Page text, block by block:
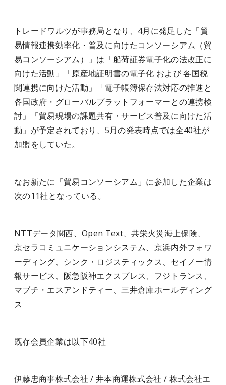
トレードワルツが事務局となり、4月に発足した「貿
易情報連携効率化・普及に向けたコンソーシアム（貿
易コンソーシアム）」は「船荷証券電子化の法改正に
向けた活動」「原産地証明書の電子化 および 各国税
関連携に向けた活動」「電子帳簿保存法対応の推進と
各国政府・グローバルプラットフォーマーとの連携検
討」「貿易現場の課題共有・サービス普及に向けた活
動」が予定されており、5月の発表時点では全40社が
加盟をしていた。
なお新たに「貿易コンソーシアム」に参加した企業は
次の11社となっている。
NTTデータ関西、Open Text、共栄火災海上保険、
京セラコミュニケーションシステム、京浜内外フォワ
ーディング、シンク・ロジスティックス、セイノー情
報サービス、阪急阪神エクスプレス、フジトランス、
マブチ・エスアンドティー、三井倉庫ホールディング
ス
既存会員企業は以下40社
伊藤忠商事株式会社 / 井本商運株式会社 / 株式会社エ